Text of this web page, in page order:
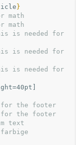
}
math
math
is needed for
is needed for
is needed for
for the footer
for the footer
text
farbige